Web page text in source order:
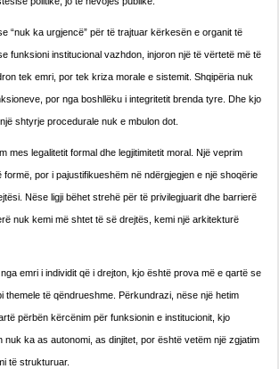
“nuk ka urgjencë” për të trajtuar kërkesën e organit të
funksioni institucional vazhdon, injoron një të vërtetë më të
tek emri, por tek kriza morale e sistemit. Shqipëria nuk
por nga boshllëku i integritetit brenda tyre. Dhe kjo
shtyrje procedurale nuk e mbulon dot.
mes legalitetit formal dhe legjitimitetit moral. Një veprim
formë, por i pajustifikueshëm në ndërgjegjen e një shoqërie
Nëse ligji bëhet strehë për të privilegjuarit dhe barrierë
nuk kemi më shtet të së drejtës, kemi një arkitekturë
emri i individit që i drejton, kjo është prova më e qartë se
themele të qëndrueshme. Përkundrazi, nëse një hetim
përbën kërcënim për funksionin e institucionit, kjo
nuk ka as autonomi, as dinjitet, por është vetëm një zgjatim
të strukturuar.